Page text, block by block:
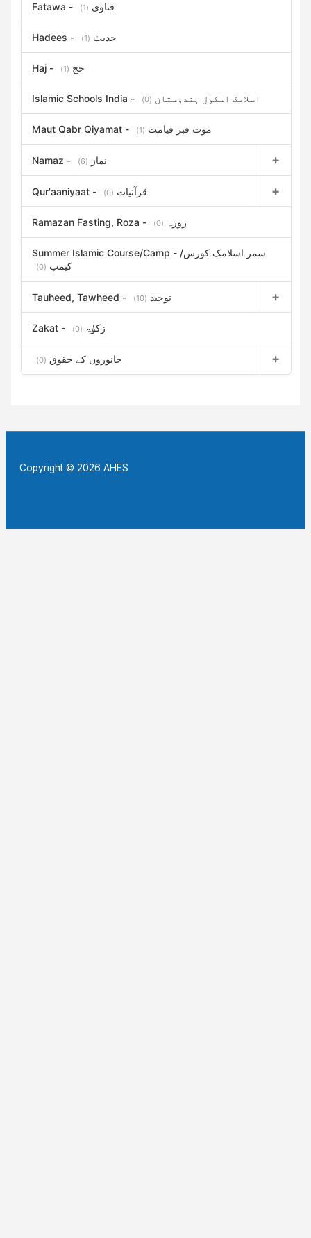
Fatawa - فتاوی (1)
Hadees - حدیث (1)
Haj - حج (1)
Islamic Schools India - اسلامک اسکول ہندوستان (0)
Maut Qabr Qiyamat - موت قبر قیامت (1)
Namaz - نماز (6)
Qur'aaniyaat - قرآنیات (0)
Ramazan Fasting, Roza - روزہ (0)
Summer Islamic Course/Camp - سمر اسلامک کورس/
کیمپ (0)
Tauheed, Tawheed - توحید (10)
Zakat - زکوٰۃ (0)
جانوروں کے حقوق (0)
Copyright © 2026 AHES